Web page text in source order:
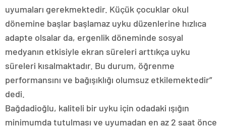
uyumaları gerekmektedir. Küçük çocuklar okul
dönemine başlar başlamaz uyku düzenlerine hızlıca
adapte olsalar da, ergenlik döneminde sosyal
medyanın etkisiyle ekran süreleri arttıkça uyku
süreleri kısalmaktadır. Bu durum, öğrenme
performansını ve bağışıklığı olumsuz etkilemektedir”
dedi.
Bağdadioğlu, kaliteli bir uyku için odadaki ışığın
minimumda tutulması ve uyumadan en az 2 saat önce